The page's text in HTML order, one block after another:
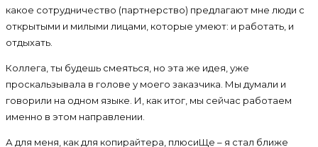
какое сотрудничество (партнерство) предлагают мне люди с
открытыми и милыми лицами, которые умеют: и работать, и
отдыхать.
Коллега, ты будешь смеяться, но эта же идея, уже
проскальзывала в голове у моего заказчика. Мы думали и
говорили на одном языке. И, как итог, мы сейчас работаем
именно в этом направлении.
А для меня, как для копирайтера, плюсиЩе – я стал ближе